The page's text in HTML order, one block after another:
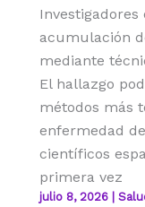
acumulación
mediante
El hallazgo
métodos más
enfermedad
científicos
primera vez
julio 8, 2026